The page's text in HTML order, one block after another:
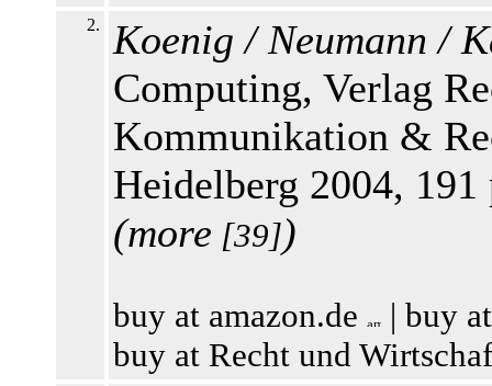
2.
Koenig / Neumann /
Computing, Verlag
Kommunikation &
Heidelberg 2004,
(more [39])
buy at amazon.de | buy
buy at Recht und